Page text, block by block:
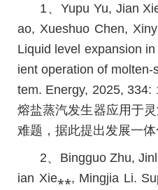
1、Yupu Yu, Jian
ao, Xueshuo Chen,
Liquid level expansion
ient operation of
tem. Energy, 2025,
熔盐蒸汽发生器应用于
难题，据此提出发展一
2、Bingguo Zhu,
ian Xie⁎⁎, Mingjia Li.